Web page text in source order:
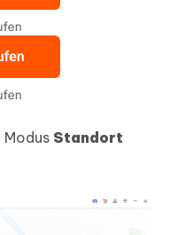
Modus Standort